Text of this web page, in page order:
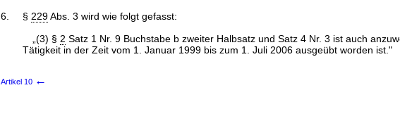
6.
§ 229Abs. 3 wird wie folgt gefasst:
„(3) § 2 Satz 1 Nr. 9 Buchstabe b zweiter Halbsatz und Satz 4 Nr. 3 ist auch
Tätigkeit in der Zeit vom 1. Januar 1999 bis zum 1. Juli 2006 ausgeübt worden ist."
Artikel 10 ←